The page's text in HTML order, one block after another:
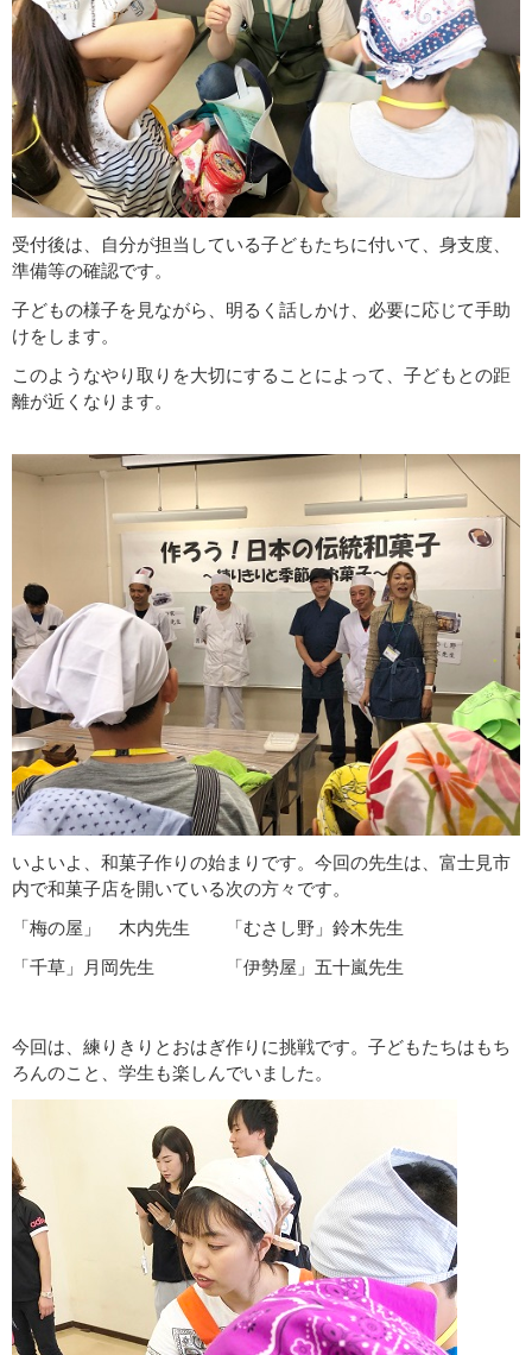
受付後は、自分が担当している子どもたちに付いて、身支度、
準備等の確認です。
子どもの様子を見ながら、明るく話しかけ、必要に応じて手助
けをします。
このようなやり取りを大切にすることによって、子どもとの距
離が近くなります。
いよいよ、和菓子作りの始まりです。今回の先生は、富士見市
内で和菓子店を開いている次の方々です。
「梅の屋」 木内先生 「むさし野」鈴木先生
「千草」月岡先生 「伊勢屋」五十嵐先生
今回は、練りきりとおはぎ作りに挑戦です。子どもたちはもち
ろんのこと、学生も楽しんでいました。